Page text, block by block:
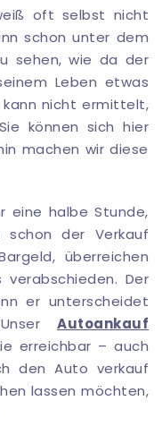
oft selbst nicht
schon unter dem
sehen, wie da der
Leben etwas
nicht ermittelt,
können sich hier
machen wir diese
eine halbe Stunde,
der Verkauf
überreichen
Der
er unterscheidet
Autoankauf
erreichbar – auch
den Auto verkauf
lassen möchten,